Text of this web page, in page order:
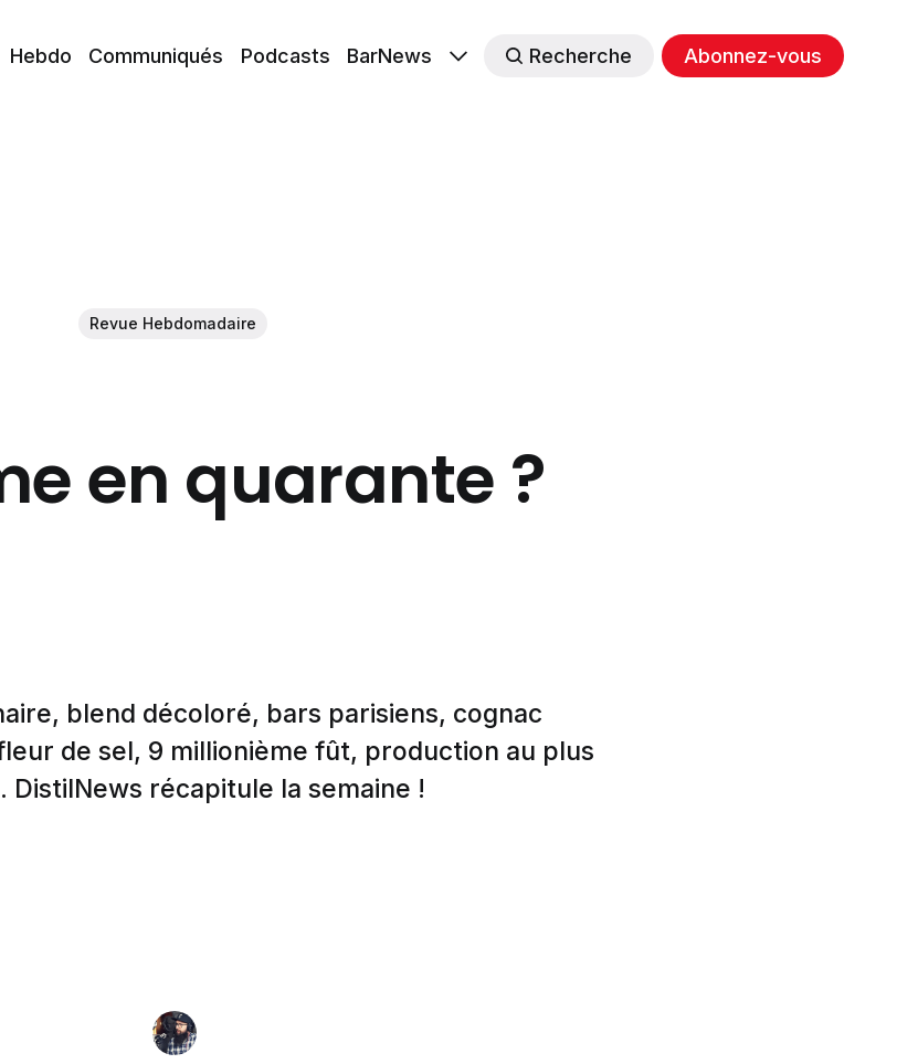
Hebdo Communiqués Podcasts BarNews Recherche Abonnez-vous
Revue Hebdomadaire
en quarante ?
blend décoloré, bars parisiens, cognac
de sel, 9 millionième fût, production au plus
DistilNews récapitule la semaine !